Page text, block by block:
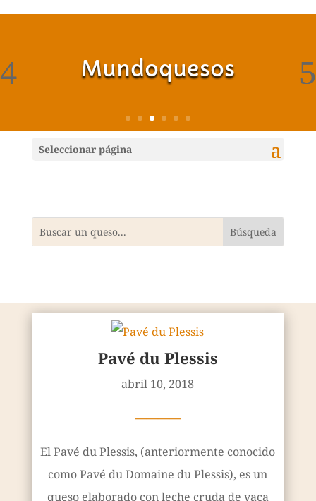
Mundoquesos
Seleccionar página
Pavé du Plessis
abril 10, 2018
————
El Pavé du Plessis, (anteriormente conocido
como Pavé du Domaine du Plessis), es un
queso elaborado con leche cruda de vaca